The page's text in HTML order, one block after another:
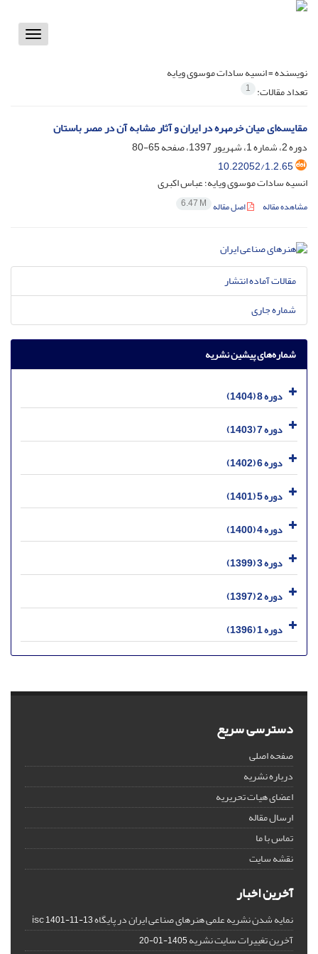
Toggle
نویسنده =انسیه سادات موسوی ویایه
تعداد مقالات: 1
مقایسه‌ای میان خرمهره در ایران و آثار مشابه آن در مصر باستان
دوره 2، شماره 1، شهریور 1397، صفحه
65-80
10.22052/1.2.65
انسیه سادات موسوی ویایه؛ عباس اکبری
مشاهده مقاله اصل مقاله 6.47 M
مقالات آماده انتشار
شماره جاری
شماره‌های پیشین نشریه
دوره 8 (1404)
دوره 7 (1403)
دوره 6 (1402)
دوره 5 (1401)
دوره 4 (1400)
دوره 3 (1399)
دوره 2 (1397)
دوره 1 (1396)
دسترسی سریع
صفحه اصلی
درباره نشریه
اعضای هیات تحریریه
ارسال مقاله
تماس با ما
نقشه سایت
آخرین اخبار
نمایه شدن نشریه علمی هنرهای صناعی ایران در پایگاه isc1401-11-13
آخرین تغییرات سایت نشریه1405-01-20